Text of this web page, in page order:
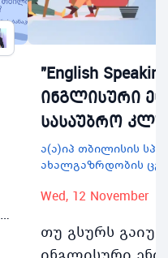
"English
ინგლისური
სასაუბრო
ა(ა)იპ თბილისის
ახალგაზრდობის
Wed, 12 November
თუ გსურს
ინგლისური